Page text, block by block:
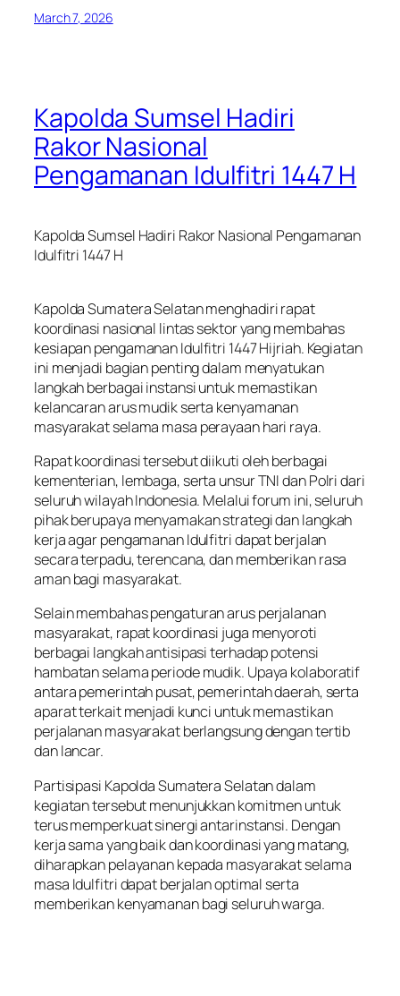
March 7, 2026
Kapolda Sumsel Hadiri
Rakor Nasional
Pengamanan Idulfitri 1447 H
Kapolda Sumsel Hadiri Rakor Nasional Pengamanan
Idulfitri 1447 H
Kapolda Sumatera Selatan menghadiri rapat
koordinasi nasional lintas sektor yang membahas
kesiapan pengamanan Idulfitri 1447 Hijriah. Kegiatan
ini menjadi bagian penting dalam menyatukan
langkah berbagai instansi untuk memastikan
kelancaran arus mudik serta kenyamanan
masyarakat selama masa perayaan hari raya.
Rapat koordinasi tersebut diikuti oleh berbagai
kementerian, lembaga, serta unsur TNI dan Polri dari
seluruh wilayah Indonesia. Melalui forum ini, seluruh
pihak berupaya menyamakan strategi dan langkah
kerja agar pengamanan Idulfitri dapat berjalan
secara terpadu, terencana, dan memberikan rasa
aman bagi masyarakat.
Selain membahas pengaturan arus perjalanan
masyarakat, rapat koordinasi juga menyoroti
berbagai langkah antisipasi terhadap potensi
hambatan selama periode mudik. Upaya kolaboratif
antara pemerintah pusat, pemerintah daerah, serta
aparat terkait menjadi kunci untuk memastikan
perjalanan masyarakat berlangsung dengan tertib
dan lancar.
Partisipasi Kapolda Sumatera Selatan dalam
kegiatan tersebut menunjukkan komitmen untuk
terus memperkuat sinergi antarinstansi. Dengan
kerja sama yang baik dan koordinasi yang matang,
diharapkan pelayanan kepada masyarakat selama
masa Idulfitri dapat berjalan optimal serta
memberikan kenyamanan bagi seluruh warga.